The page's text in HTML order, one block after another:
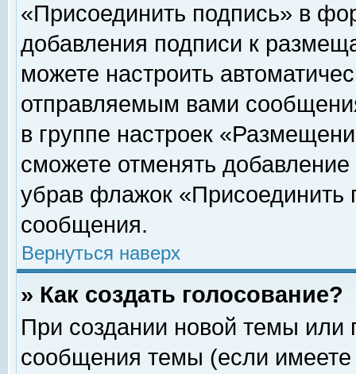
«Присоединить подпись» в
добавления подписи к
можете настроить
отправляемым вами
в группе настроек
сможете отменять
убрав флажок «Присоединить
сообщения.
Вернуться наверх
» Как создать голосование?
При создании новой темы или
сообщения темы (если